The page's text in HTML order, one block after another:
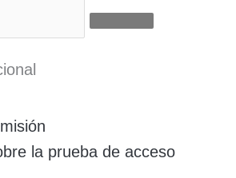
la prueba de acceso